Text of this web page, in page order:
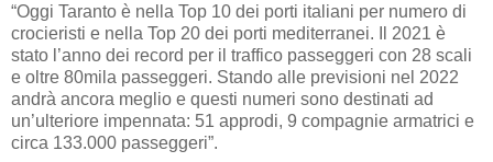
“Oggi Taranto è nella Top 10 dei porti italiani per numero di
crocieristi e nella Top 20 dei porti mediterranei. Il 2021 è
stato l’anno dei record per il traffico passeggeri con 28 scali
e oltre 80mila passeggeri. Stando alle previsioni nel 2022
andrà ancora meglio e questi numeri sono destinati ad
un’ulteriore impennata: 51 approdi, 9 compagnie armatrici e
circa 133.000 passeggeri”.